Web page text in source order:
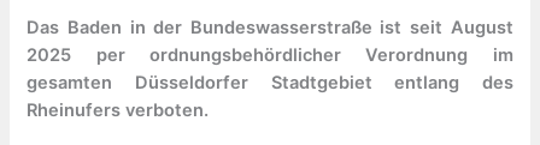
Das Baden in der Bundeswasserstraße ist seit August
2025 per ordnungsbehördlicher Verordnung im
gesamten Düsseldorfer Stadtgebiet entlang des
Rheinufers verboten.